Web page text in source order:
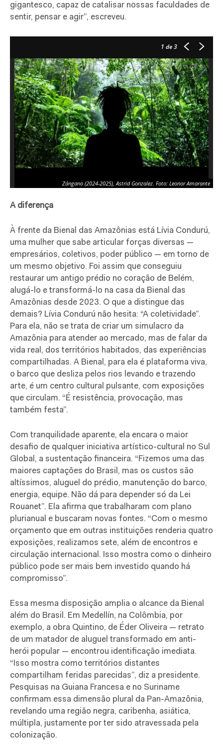
gigantesco, capaz de catalisar nossas faculdades de
sentir, pensar e agir”, escreveu.
1 de 3
Zángano (2024-2025), Astrid Gonzalez. Foto: Leonor Amarante
A diferença
À frente da Bienal das Amazônias está Lívia Condurú,
uma mulher que sabe articular forças diversas —
empresários, coletivos, poder público — em torno de
um mesmo objetivo. Foi assim que conseguiu
restaurar um antigo prédio no coração de Belém,
alugá-lo e transformá-lo na casa da Bienal das
Amazônias desde 2023. O que a distingue das
demais? Lívia Condurú não hesita: “A coletividade”.
Para ela, não se trata de criar um simulacro da
Amazônia para atender ao mercado, mas de falar da
vida real, dos territórios habitados, das experiências
compartilhadas. A Bienal, para ela é plataforma viva,
o barco que desliza pelos rios levando e trazendo
arte, é um centro cultural pulsante, com exposições
que circulam. “É resistência, provocação, mas
também festa”.
Com tranquilidade aparente, ela encara o maior
desafio de qualquer iniciativa artístico-cultural no Sul
Global, a sustentação financeira. “Fizemos uma das
maiores captações do Brasil, mas os custos são
altíssimos, aluguel do prédio, manutenção do barco,
energia, equipe. Não dá para depender só da Lei
Rouanet”. Ela afirma que trabalharam com plano
plurianual e buscaram novas fontes. “Com o mesmo
orçamento que em outras instituições renderia quatro
exposições, realizamos sete, além de encontros e
circulação internacional. Isso mostra como o dinheiro
público pode ser mais bem investido quando há
compromisso”.
Essa mesma disposição amplia o alcance da Bienal
além do Brasil. Em Medellín, na Colômbia, por
exemplo, a obra Quintino, de Éder Oliveira — retrato
de um matador de aluguel transformado em anti-
herói popular — encontrou identificação imediata.
“Isso mostra como territórios distantes
compartilham feridas parecidas”, diz a presidente.
Pesquisas na Guiana Francesa e no Suriname
confirmam essa dimensão plural da Pan-Amazônia,
revelando uma região negra, caribenha, asiática,
múltipla, justamente por ter sido atravessada pela
colonização.